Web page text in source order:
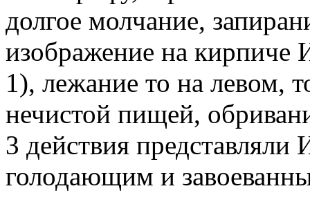
долгое молчание,
изображение на кирпиче
1), лежание то на левом,
нечистой пищей,
3 действия
голодающим и